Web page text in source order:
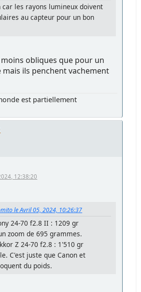
les rayons lumineux doivent
au capteur pour un bon
obliques que pour un
ils penchent vachement
est partiellement
12:38:20
le Avril 05, 2024, 10:26:37
24-70 f2.8 II : 1209 gr
zoom de 695 grammes.
Z 24-70 f2.8 : 1'510 gr
C'est juste que Canon et
du poids.